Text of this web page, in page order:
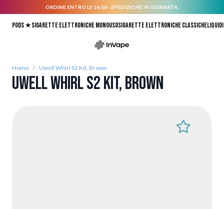
ORDINE ENTRO LE 16:00 - SPEDIZIONE IN GIORNATA.
Pods ★Sigarette elettroniche monousoSigarette elettroniche classiche
Home / Uwell Whirl S2 Kit, Brown
Uwell Whirl S2 Kit, Brown